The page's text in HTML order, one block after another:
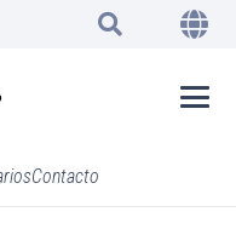
Contacto